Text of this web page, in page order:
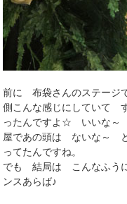
前に 布袋さんのステージ
側こんな感じにしていて
ったんですよ☆ いいな
屋であの頭は ないな～
ってたんですね。
でも 結局は こんなふう
ンスあらば♪